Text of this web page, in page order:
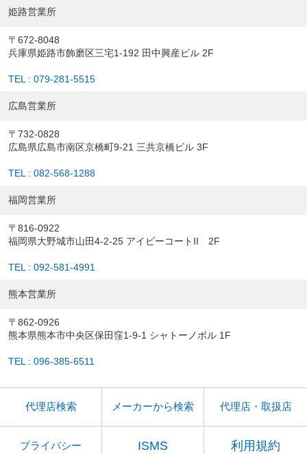
姫路営業所
〒672-8048
兵庫県姫路市飾磨区三宅1-192 田中興産ビル 2F
TEL : 079-281-5515
広島営業所
〒732-0828
広島県広島市南区京橋町9-21 三共京橋ビル 3F
TEL : 082-568-1288
福岡営業所
〒816-0922
福岡県大野城市山田4-2-25 アイビーコートII 2F
TEL : 092-581-4991
熊本営業所
〒862-0926
熊本県熊本市中央区保田窪1-9-1 シャトーノボル 1F
TEL : 096-385-6511
代理店検索 メーカーから検索 代理店・取扱店
プライバシー ISMS 利用規約